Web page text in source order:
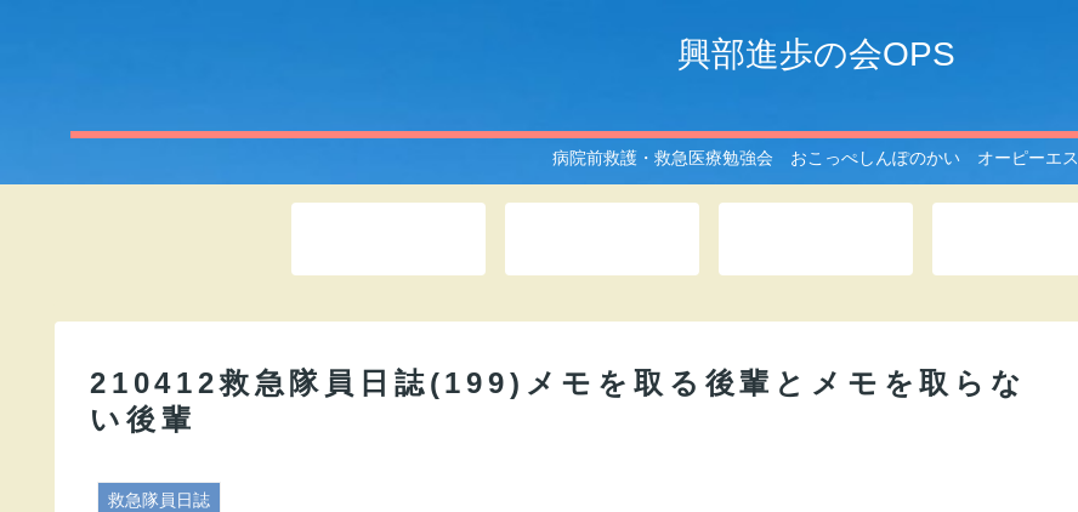
興部進歩の会OPS
病院前救護・救急医療勉強会 おこっぺしんぽのかい オーピーエス
210412救急隊員日誌(199)メモを取る後輩とメモを取らな
い後輩
救急隊員日誌